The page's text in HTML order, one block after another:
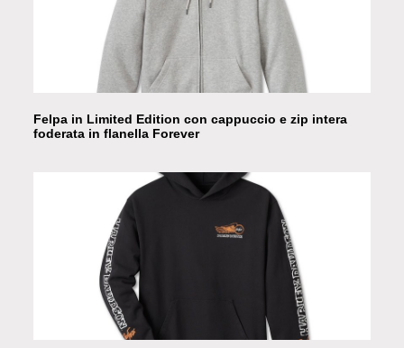
Felpa in Limited Edition con cappuccio e zip intera
foderata in flanella Forever